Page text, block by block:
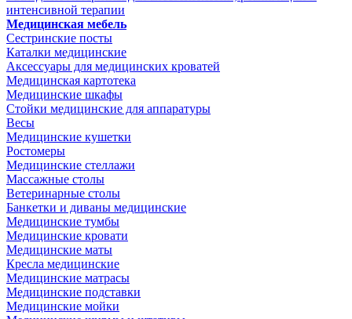
интенсивной терапии
Медицинская мебель
Сестринские посты
Каталки медицинские
Аксессуары для медицинских кроватей
Медицинская картотека
Медицинские шкафы
Стойки медицинские для аппаратуры
Весы
Медицинские кушетки
Ростомеры
Медицинские стеллажи
Массажные столы
Ветеринарные столы
Банкетки и диваны медицинские
Медицинские тумбы
Медицинские кровати
Медицинские маты
Кресла медицинские
Медицинские матрасы
Медицинские подставки
Медицинские мойки